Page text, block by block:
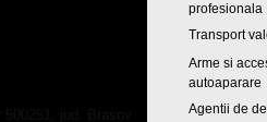
jud. Brasov
profesionala
Transport
Arme si
autoaparare
Agentii de